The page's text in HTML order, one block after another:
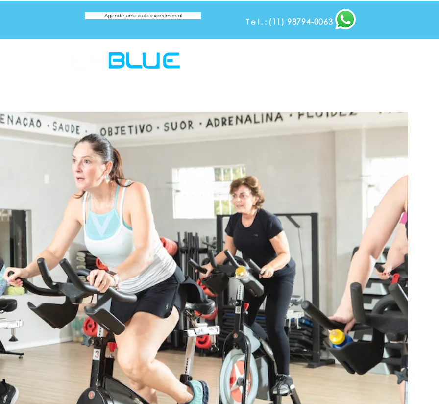
Agende uma aula experimental
Tel.: (11) 98794-0063 Tel: (11) 3835-